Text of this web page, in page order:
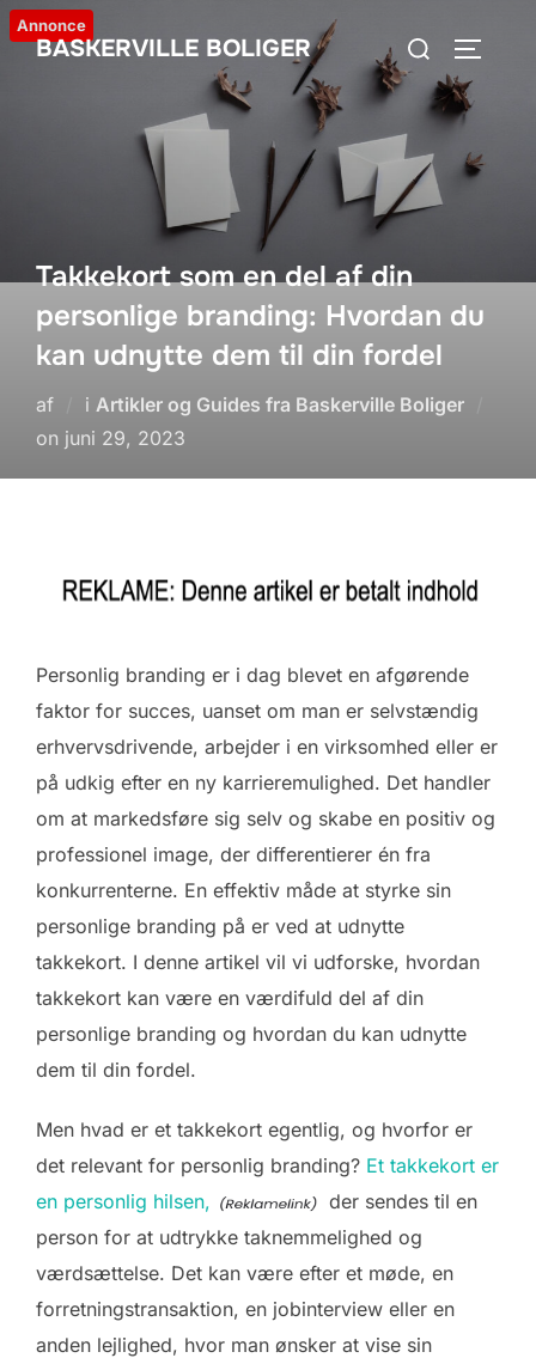
Videre
til
BASKERVILLE BOLIGER
Søg
efter:
Annonce
Takkekort som en del af din
personlige branding: Hvordan du
kan udnytte dem til din fordel
af i Artikler og Guides fra Baskerville Boliger
on Udgivet
juni 29, 2023
Personlig branding er i dag blevet en afgørende
faktor for succes, uanset om man er selvstændig
erhvervsdrivende, arbejder i en virksomhed eller er
på udkig efter en ny karrieremulighed. Det handler
om at markedsføre sig selv og skabe en positiv og
professionel image, der differentierer én fra
konkurrenterne. En effektiv måde at styrke sin
personlige branding på er ved at udnytte
takkekort. I denne artikel vil vi udforske, hvordan
takkekort kan være en værdifuld del af din
personlige branding og hvordan du kan udnytte
dem til din fordel.
Men hvad er et takkekort egentlig, og hvorfor er
det relevant for personlig branding? Et takkekort er
en personlig hilsen,
der sendes til en
person for at udtrykke taknemmelighed og
værdsættelse. Det kan være efter et møde, en
forretningstransaktion, en jobinterview eller en
anden lejlighed, hvor man ønsker at vise sin